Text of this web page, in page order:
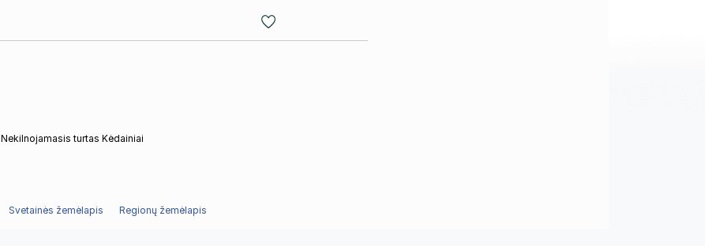
Nekilnojamasis turtas Kėdainiai
Svetainės žemėlapis Regionų žemėlapis